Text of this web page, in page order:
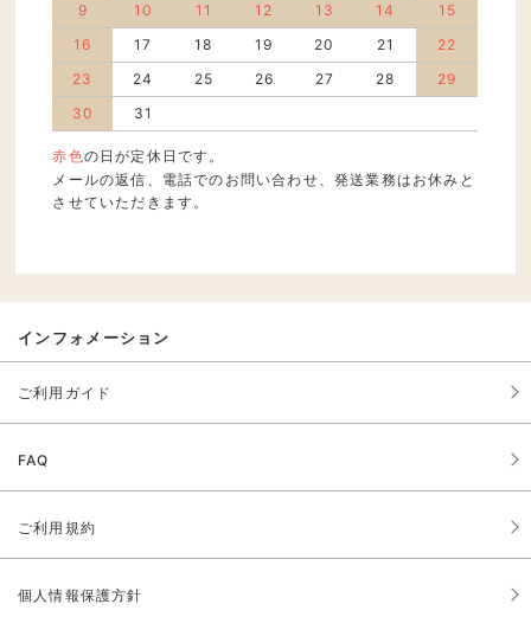
9
10 11 12 13 14
15
16
17 18 19 20 21
22
23
24 25 26 27 28
29
30
31
赤色の日が定休日です。
メールの返信、電話でのお問い合わせ、発送業務はお休みと
させていただきます。
インフォメーション
ご利用ガイド
FAQ
ご利用規約
個人情報保護方針